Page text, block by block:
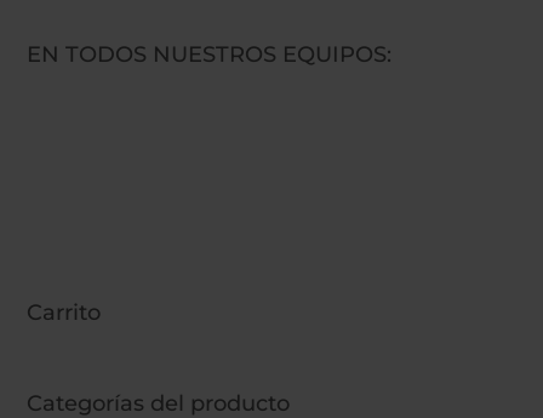
EN TODOS NUESTROS EQUIPOS:
Carrito
Categorías del producto